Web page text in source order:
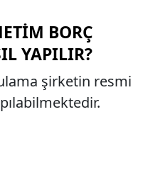
BORÇ
YAPILIR?
şirketin resmi